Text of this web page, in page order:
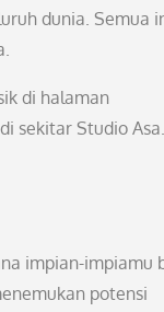
dunia. Semua
di halaman
sekitar Studio Asa.
impian-impiamu
potensi